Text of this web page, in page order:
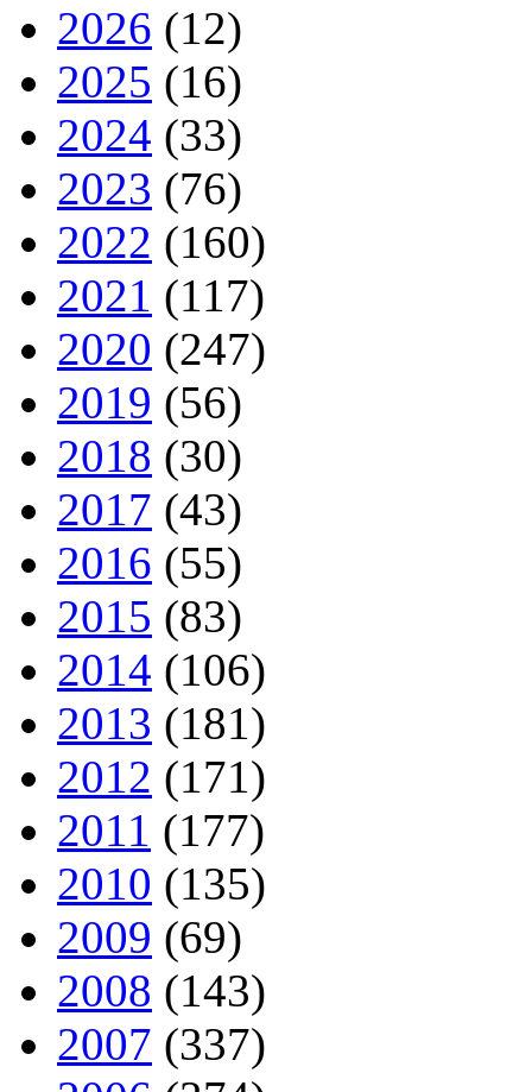
2026 (12)
2025 (16)
2024 (33)
2023 (76)
2022 (160)
2021 (117)
2020 (247)
2019 (56)
2018 (30)
2017 (43)
2016 (55)
2015 (83)
2014 (106)
2013 (181)
2012 (171)
2011 (177)
2010 (135)
2009 (69)
2008 (143)
2007 (337)